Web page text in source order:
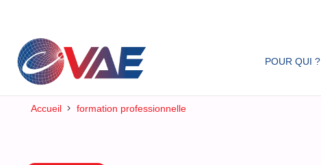
POUR QUI ?
Accueil formation professionnelle